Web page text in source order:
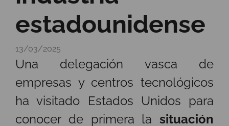
estadounidense
13/03/2025
Una delegación vasca de
empresas y centros tecnológicos
ha visitado Estados Unidos para
conocer de primera la situación